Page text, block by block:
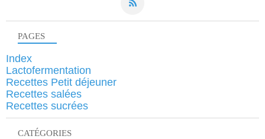
PAGES
Index
Lactofermentation
Recettes Petit déjeuner
Recettes salées
Recettes sucrées
CATÉGORIES